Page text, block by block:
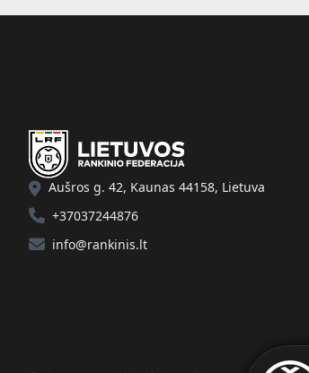
Aušros g. 42, Kaunas 44158, Lietuva
+37037244876
info@rankinis.lt